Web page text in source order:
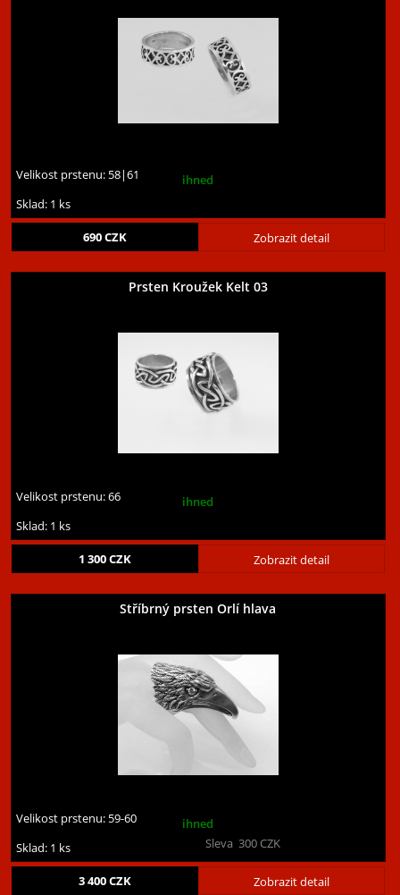
Velikost prstenu: 58|61
ihned
Sklad: 1 ks
Zobrazit detail
690CZK
Prsten Kroužek Kelt 03
Velikost prstenu:66
ihned
Sklad: 1 ks
Zobrazit detail
1 300CZK
Stříbrný prsten Orlí hlava
Velikost prstenu: 59-60
ihned
Sklad: 1 ks
Zobrazit detail
3 400CZK
Sleva 300CZK